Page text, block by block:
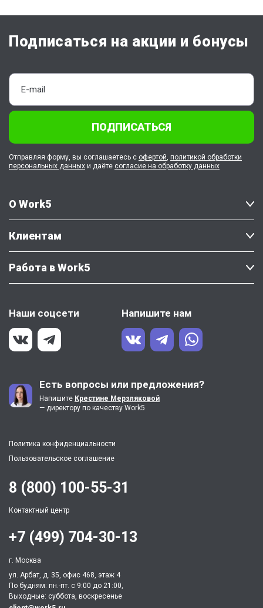
О Work5
Клиентам
Работа в Work5
Наши соцсети Напишите нам
Есть вопросы или предложения?
Напишите Крестине Мерзляковой
— директору по качеству Work5
Политика конфиденциальности
Пользовательское соглашение
Подписаться на акции и бонусы
ПОДПИСАТЬСЯ
Отправляя форму, вы соглашаетесь с офертой, политикой обработки
персональных данных и даёте согласие на обработку данных
8 (800) 100-55-31
Контактный центр
+7 (499) 704-30-13
г. Москва
ул. Арбат, д. 35, офис 468, этаж 4
По будням: пн.-пт. c 9:00 до 21:00,
Выходные: суббота, воскресенье